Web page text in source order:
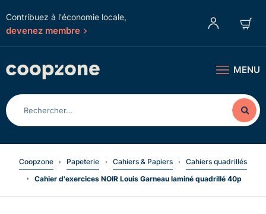
Contribuez à l'économie locale,
devenez membre
MENU
Coopzone Papeterie Cahiers & Papiers
Cahiers quadrillés
Cahier d'exercices NOIR Louis Garneau laminé quadrillé 40p